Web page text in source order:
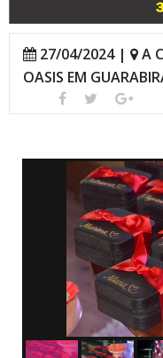
27/04/2024 |
A
OASIS EM